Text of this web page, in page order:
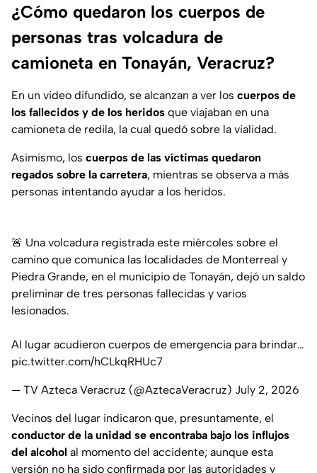
¿Cómo quedaron los cuerpos de
personas tras volcadura de
camioneta en Tonayán, Veracruz?
En un video difundido, se alcanzan a ver los cuerpos de
los fallecidos y de los heridos que viajaban en una
camioneta de redila, la cual quedó sobre la vialidad.
Asimismo, los cuerpos de las víctimas quedaron
regados sobre la carretera, mientras se observa a más
personas intentando ayudar a los heridos.
🚨 Una volcadura registrada este miércoles sobre el
camino que comunica las localidades de Monterreal y
Piedra Grande, en el municipio de Tonayán, dejó un saldo
preliminar de tres personas fallecidas y varios
lesionados.
Al lugar acudieron cuerpos de emergencia para brindar…
pic.twitter.com/hCLkqRHUc7
— TV Azteca Veracruz (@AztecaVeracruz) July 2, 2026
Vecinos del lugar indicaron que, presuntamente, el
conductor de la unidad se encontraba bajo los influjos
del alcohol al momento del accidente; aunque esta
versión no ha sido confirmada por las autoridades y